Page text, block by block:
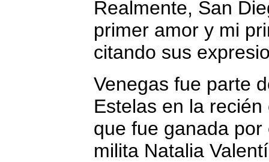
Realmente, San
primer amor y mi
citando sus
Venegas fue parte
Estelas en la
que fue ganada
milita Natalia